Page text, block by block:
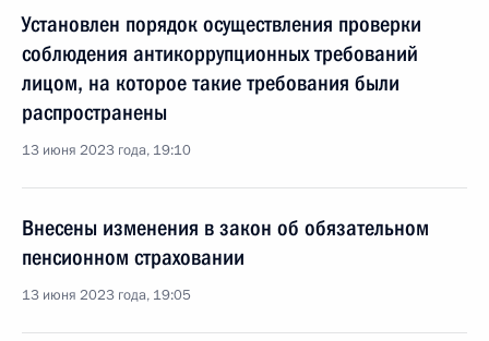
Установлен порядок осуществления проверки
соблюдения антикоррупционных требований
лицом, на которое такие требования были
распространены
13 июня 2023 года, 19:10
Внесены изменения в закон об обязательном
пенсионном страховании
13 июня 2023 года, 19:05